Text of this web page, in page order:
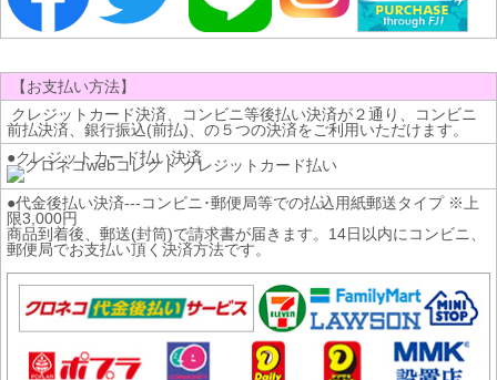
【お支払い方法】
クレジットカード決済、コンビニ等後払い決済が２通り、コンビニ
前払決済、銀行振込(前払)、の５つの決済をご利用いただけます。
●クレジットカード払い決済
●代金後払い決済---コンビニ･郵便局等での払込用紙郵送タイプ ※上
限3,000円
商品到着後、郵送(封筒)で請求書が届きます。14日以内にコンビニ、
郵便局でお支払い頂く決済方法です。